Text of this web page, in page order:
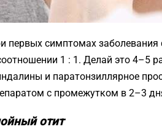
первых симптомах
1 : 1. Делай это 4–5
и паратонзиллярное
с промежутком в 2–3
отит